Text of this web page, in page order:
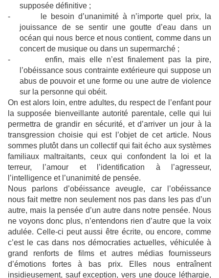
supposée définitive ;
-
le besoin d’unanimité à n’importe quel prix, la
jouissance de se sentir une goutte d’eau dans un
océan qui nous berce et nous contient, comme dans un
concert de musique ou dans un supermarché ;
-
enfin, mais elle n’est finalement pas la pire,
l’obéissance sous contrainte extérieure qui suppose un
abus de pouvoir et une forme ou une autre de violence
sur la personne qui obéit.
On est alors loin, entre adultes, du respect de l’enfant pour
la supposée bienveillante autorité parentale, celle qui lui
permettra de grandir en sécurité, et d’arriver un jour à la
transgression choisie qui est l’objet de cet article. Nous
sommes plutôt dans un collectif qui fait écho aux systèmes
familiaux maltraitants, ceux qui confondent la loi et la
terreur, l’amour et l’identification à l’agresseur,
l’intelligence et l’unanimité de pensée.
Nous parlons d’obéissance aveugle, car l’obéissance
nous fait mettre non seulement nos pas dans les pas d’un
autre, mais la pensée d’un autre dans notre pensée. Nous
ne voyons donc plus, n’entendons rien d’autre que la voix
adulée. Celle-ci peut aussi être écrite, ou encore, comme
c’est le cas dans nos démocraties actuelles, véhiculée à
grand renforts de films et autres médias fournisseurs
d’émotions fortes à bas prix. Elles nous entraînent
insidieusement, sauf exception, vers une douce léthargie,